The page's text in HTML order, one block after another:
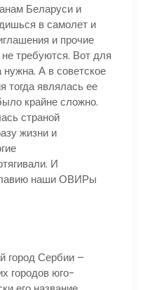
Беларуси и
в самолет и
и прочие
требуются. Вот для
А в советское
являлась ее
крайне сложно.
страной
жизни и
И
наши ОВИРы
Сербии –
городов юго-